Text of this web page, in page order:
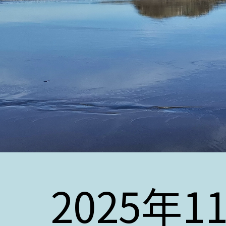
2025年